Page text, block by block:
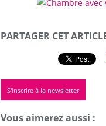
PARTAGER CET
S'inscrire à la newsletter
Vous aimerez aussi :